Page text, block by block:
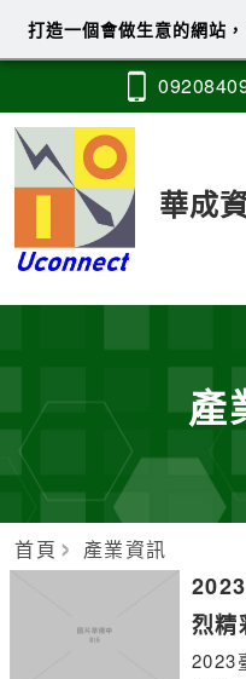
0920840
華成
產
首頁 產業資訊
烈精
2023
打造一個會做生意的網站